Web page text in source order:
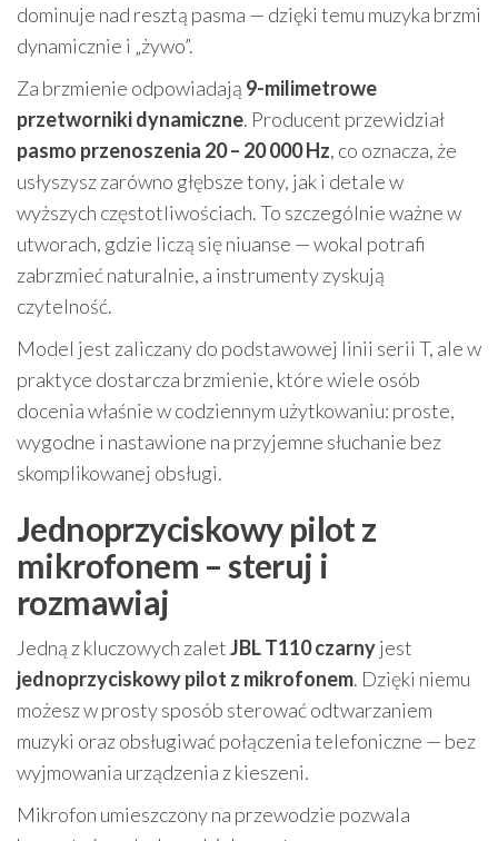
dominuje nad resztą pasma — dzięki temu muzyka brzmi
dynamicznie i „żywo”.
Za brzmienie odpowiadają 9-milimetrowe
przetworniki dynamiczne. Producent przewidział
pasmo przenoszenia 20 – 20 000 Hz, co oznacza, że
usłyszysz zarówno głębsze tony, jak i detale w
wyższych częstotliwościach. To szczególnie ważne w
utworach, gdzie liczą się niuanse — wokal potrafi
zabrzmieć naturalnie, a instrumenty zyskują
czytelność.
Model jest zaliczany do podstawowej linii serii T, ale w
praktyce dostarcza brzmienie, które wiele osób
docenia właśnie w codziennym użytkowaniu: proste,
wygodne i nastawione na przyjemne słuchanie bez
skomplikowanej obsługi.
Jednoprzyciskowy pilot z
mikrofonem – steruj i
rozmawiaj
Jedną z kluczowych zaletJBL T110 czarnyjest
jednoprzyciskowy pilot z mikrofonem. Dzięki niemu
możesz w prosty sposób sterować odtwarzaniem
muzyki oraz obsługiwać połączenia telefoniczne — bez
wyjmowania urządzenia z kieszeni.
Mikrofon umieszczony na przewodzie pozwala